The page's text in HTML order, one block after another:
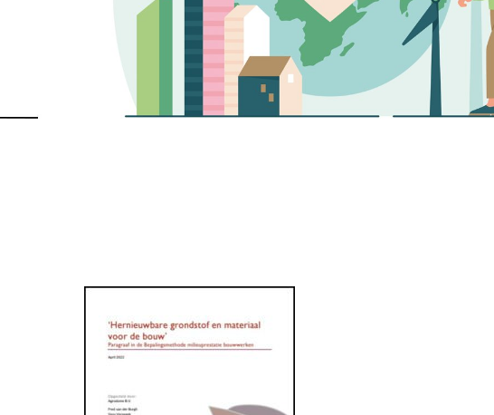
in the NMD
Press information Nationale Milieudatabase